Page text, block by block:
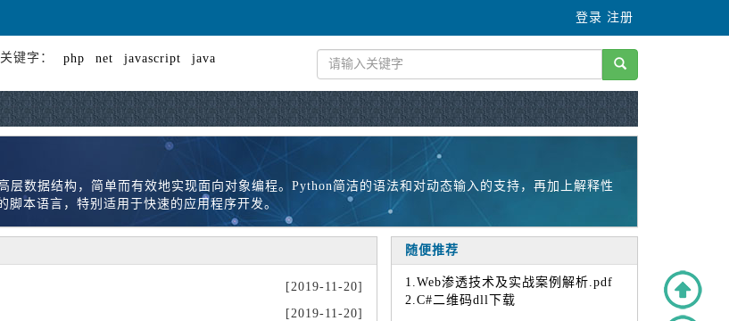
登录 注册
键字： php net javascript java
数据结构，简单而有效地实现面向对象编程。Python简洁的语法和对动态输入的支持，再加上解释性
本语言，特别适用于快速的应用程序开发。
[2019-11-20]
[2019-11-20]
随便推荐
1.Web渗透技术及实战案例解析.pdf
2.C#二维码dll下载